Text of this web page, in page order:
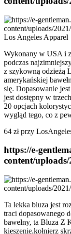
Los Angeles Apparel
Wykonany w USA i
podczas
z szykowną odzieżą
amerykańskiej
się. Dopasowanie
jest dostępny w
20 opcjach
wygląd tego, co z
64 zł przy
https://e-
content/
Ta lekka bluza jest
traci dopasowanego
bawełny, ta Bluza Z
kieszenie,kołnierz